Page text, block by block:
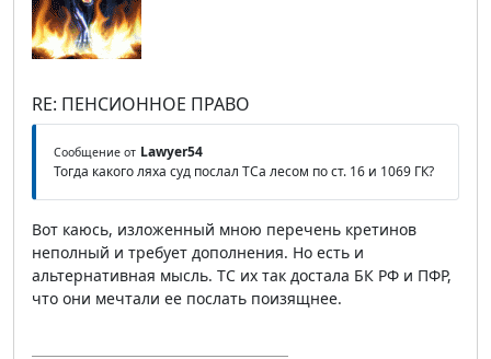
RE: ПЕНСИОННОЕ ПРАВО
Сообщение от Lawyer54
Тогда какого ляха суд послал ТСа лесом по ст. 16 и 1069 ГК?
Вот каюсь, изложенный мною перечень кретинов
неполный и требует дополнения. Но есть и
альтернативная мысль. ТС их так достала БК РФ и ПФР,
что они мечтали ее послать поизящнее.